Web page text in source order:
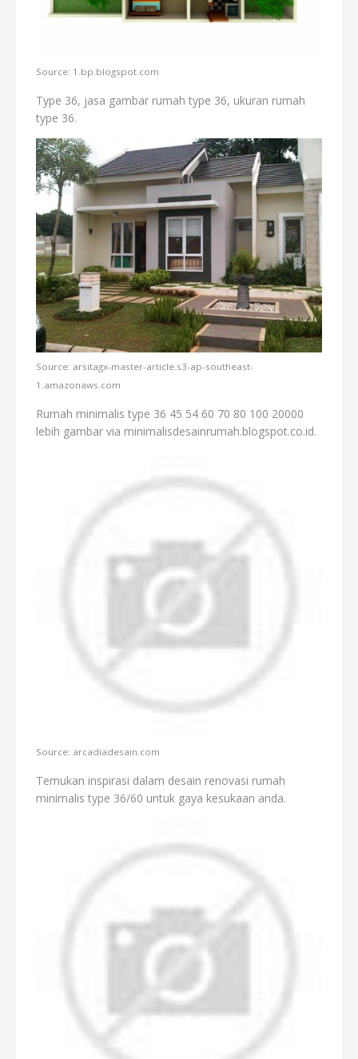
Source: 1.bp.blogspot.com
Type 36, jasa gambar rumah type 36, ukuran rumah
type 36.
Source: arsitagx-master-article.s3-ap-southeast-
1.amazonaws.com
Rumah minimalis type 36 45 54 60 70 80 100 20000
lebih gambar via minimalisdesainrumah.blogspot.co.id.
Source: arcadiadesain.com
Temukan inspirasi dalam desain renovasi rumah
minimalis type 36/60 untuk gaya kesukaan anda.